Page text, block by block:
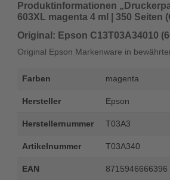
Produktinformationen
603XL magenta 4 ml | 350 Seiten
Original: Epson C13T03A34010
Original Epson Markenware in
Farben magenta
Hersteller Epson
Herstellernummer T03A3
Artikelnummer T03A340
EAN 8715946666396